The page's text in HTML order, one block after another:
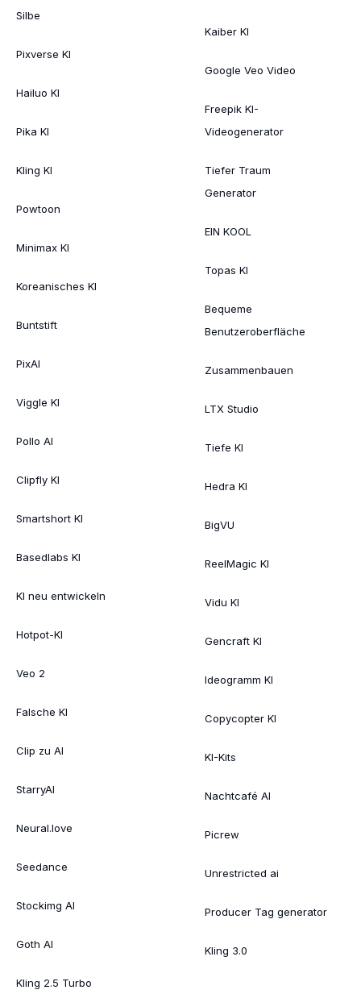
Silbe
Pixverse KI
Hailuo KI
Pika KI
Kling KI
Powtoon
Minimax KI
Koreanisches KI
Buntstift
PixAI
Viggle KI
Pollo AI
Clipfly KI
Smartshort KI
Basedlabs KI
KI neu entwickeln
Hotpot-KI
Veo 2
Falsche KI
Clip zu AI
StarryAI
Neural.love
Seedance
Stockimg AI
Goth AI
Kling 2.5 Turbo
Kaiber KI
Google Veo Video
Freepik KI-
Videogenerator
Tiefer Traum
Generator
EIN KOOL
Topas KI
Bequeme
Benutzeroberfläche
Zusammenbauen
LTX Studio
Tiefe KI
Hedra KI
BigVU
ReelMagic KI
Vidu KI
Gencraft KI
Ideogramm KI
Copycopter KI
KI-Kits
Nachtcafé AI
Picrew
Unrestricted ai
Producer Tag generator
Kling 3.0